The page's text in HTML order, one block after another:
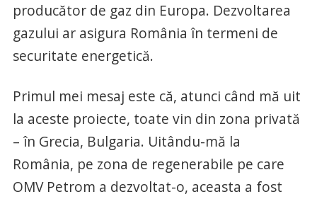
producător de gaz din Europa. Dezvoltarea
gazului ar asigura România în termeni de
securitate energetică.
Primul mei mesaj este că, atunci când mă uit
la aceste proiecte, toate vin din zona privată
– în Grecia, Bulgaria. Uitându-mă la
România, pe zona de regenerabile pe care
OMV Petrom a dezvoltat-o, aceasta a fost